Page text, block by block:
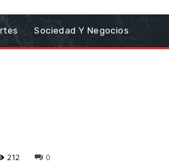
Sociedad Y Negocios
0
212